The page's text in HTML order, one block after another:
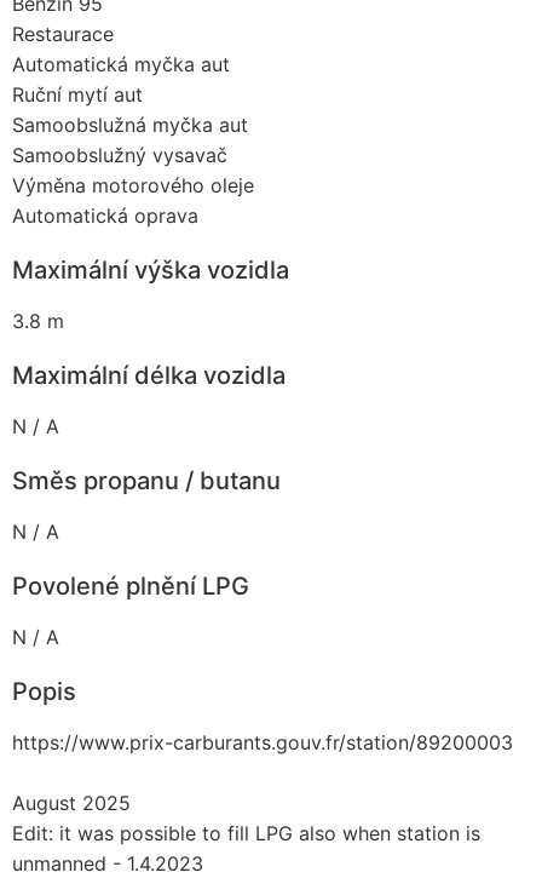
Restaurace
Automatická myčka aut
Ruční mytí aut
Samoobslužná myčka aut
Samoobslužný vysavač
Výměna motorového oleje
Automatická oprava
Maximální výška vozidla
3.8 m
Maximální délka vozidla
N / A
Směs propanu / butanu
N / A
Povolené plnění LPG
N / A
Popis
https://www.prix-carburants.gouv.fr/station/89200003
August 2025
Edit: it was possible to fill LPG also when station is
unmanned - 1.4.2023